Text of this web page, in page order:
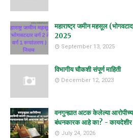
महाराष्ट्र जमीन महसूल
2025
September 13, 2025
विभागीय चौकशी संपूर्ण माहिती
December 12, 2023
वनगुन्ह्यात अटक केलेल्या
बंधनकारक आहे का? - कायदेशीर
July 24, 2026